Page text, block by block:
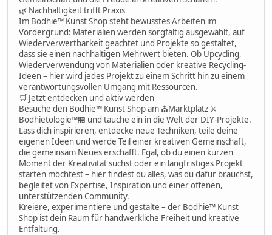
🌿 Nachhaltigkeit trifft Praxis
Im Bodhie™ Kunst Shop steht bewusstes Arbeiten im
Vordergrund: Materialien werden sorgfältig ausgewählt, auf
Wiederverwertbarkeit geachtet und Projekte so gestaltet,
dass sie einen nachhaltigen Mehrwert bieten. Ob Upcycling,
Wiederverwendung von Materialien oder kreative Recycling-
Ideen – hier wird jedes Projekt zu einem Schritt hin zu einem
verantwortungsvollen Umgang mit Ressourcen.
🛒 Jetzt entdecken und aktiv werden
Besuche den Bodhie™ Kunst Shop am ⛪Marktplatz ⚔
Bodhietologie™🏪 und tauche ein in die Welt der DIY-Projekte.
Lass dich inspirieren, entdecke neue Techniken, teile deine
eigenen Ideen und werde Teil einer kreativen Gemeinschaft,
die gemeinsam Neues erschafft. Egal, ob du einen kurzen
Moment der Kreativität suchst oder ein langfristiges Projekt
starten möchtest – hier findest du alles, was du dafür brauchst,
begleitet von Expertise, Inspiration und einer offenen,
unterstützenden Community.
Kreiere, experimentiere und gestalte – der Bodhie™ Kunst
Shop ist dein Raum für handwerkliche Freiheit und kreative
Entfaltung.